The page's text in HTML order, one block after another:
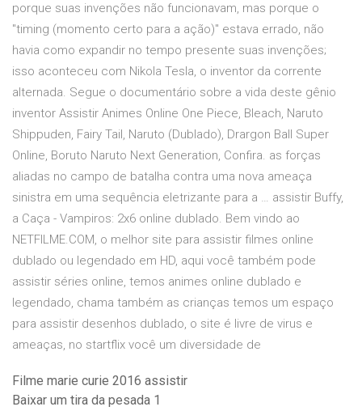
porque suas invenções não funcionavam, mas porque o
"timing (momento certo para a ação)" estava errado, não
havia como expandir no tempo presente suas invenções;
isso aconteceu com Nikola Tesla, o inventor da corrente
alternada. Segue o documentário sobre a vida deste gênio
inventor Assistir Animes Online One Piece, Bleach, Naruto
Shippuden, Fairy Tail, Naruto (Dublado), Drargon Ball Super
Online, Boruto Naruto Next Generation, Confira. as forças
aliadas no campo de batalha contra uma nova ameaça
sinistra em uma sequência eletrizante para a … assistir Buffy,
a Caça - Vampiros: 2x6 online dublado. Bem vindo ao
NETFILME.COM, o melhor site para assistir filmes online
dublado ou legendado em HD, aqui você também pode
assistir séries online, temos animes online dublado e
legendado, chama também as crianças temos um espaço
para assistir desenhos dublado, o site é livre de virus e
ameaças, no startflix você um diversidade de
Filme marie curie 2016 assistir
Baixar um tira da pesada 1